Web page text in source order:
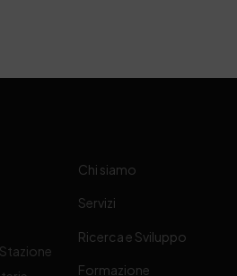
Chi siamo
Servizi
Ricerca e Sviluppo
Formazione